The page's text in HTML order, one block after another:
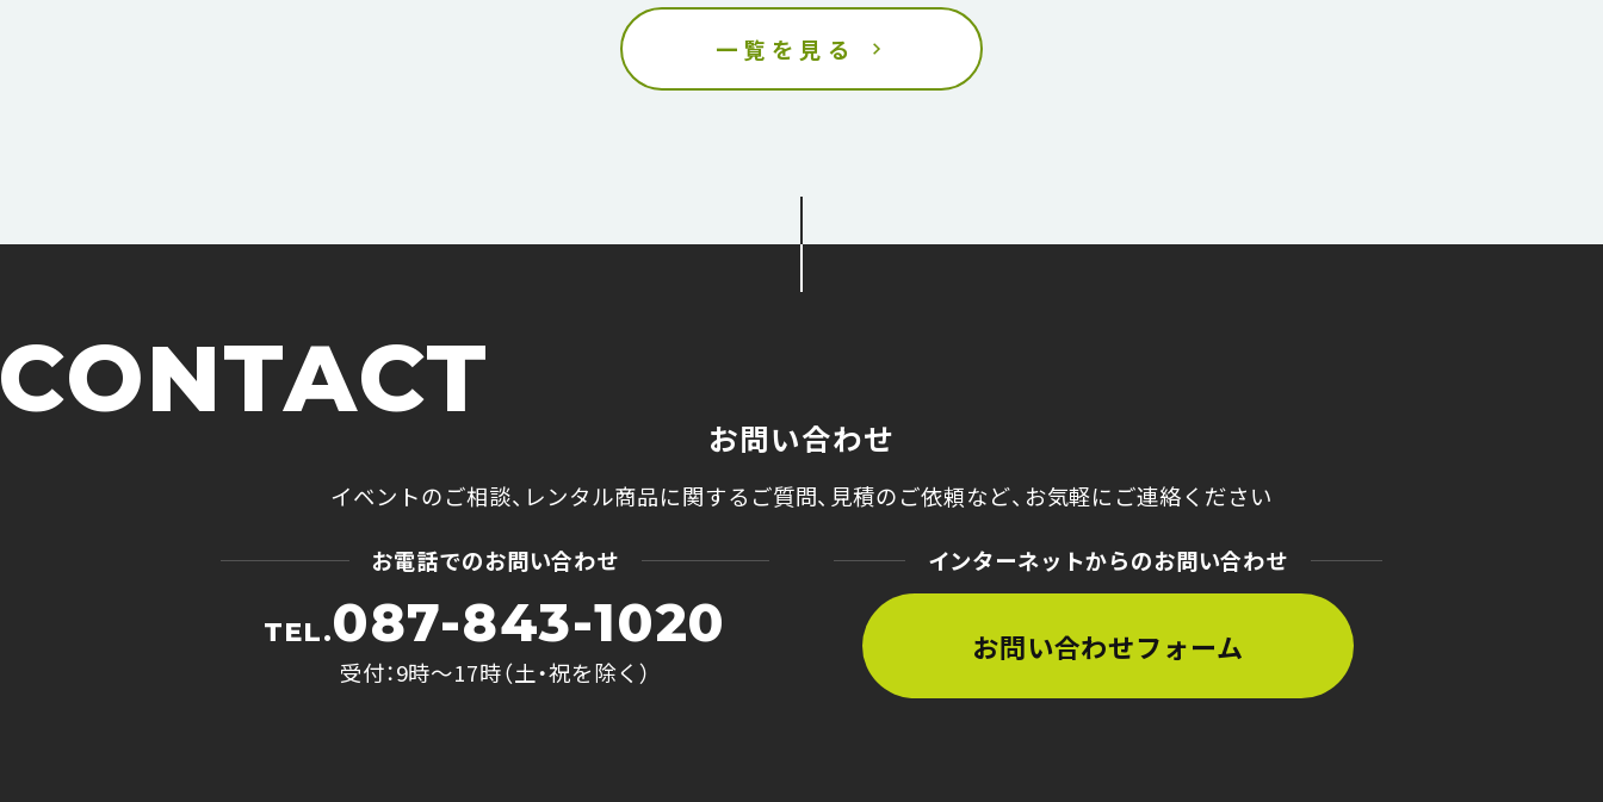
一覧を見る
お問い合わせ
イベントのご相談、 レンタル商品に関するご質問、 見積のご依頼など、 お気軽にご連絡ください
お電話でのお問い合わせ
TEL.087-843-1020
受付：9時〜17時（土・祝を除く）
インターネットからのお問い合わせ
お問い合わせフォーム